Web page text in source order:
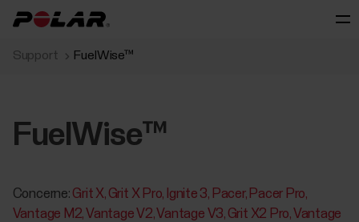
Support FuelWise™
FuelWise™
Concerne: Grit X Grit X Pro Ignite 3 Pacer Pacer Pro
Vantage M2 Vantage V2 Vantage V3 Grit X2 Pro Vantage